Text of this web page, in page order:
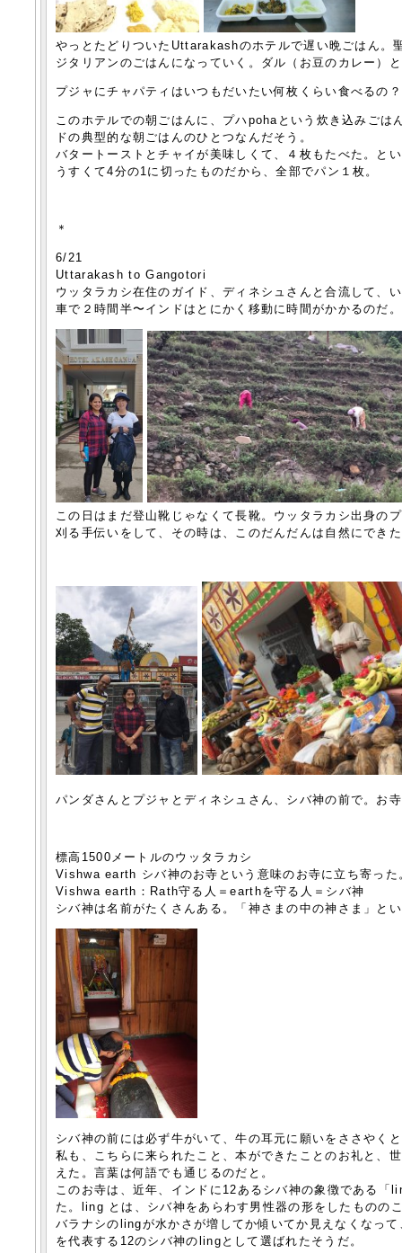
やっとたどりついたUttarakashのホテルで遅い晩ごはん。
ジタリアンのごはんになっていく。ダル（お豆のカレー）
プジャにチャパティはいつもだいたい何枚くらい食べるの
このホテルでの朝ごはんに、プハpohaという炊き込みごは
ドの典型的な朝ごはんのひとつなんだそう。
バタートーストとチャイが美味しくて、４枚もたべた。と
うすくて4分の1に切ったものだから、全部でパン１枚。
＊
6/21
Uttarakash to Gangotori
ウッタラカシ在住のガイド、ディネシュさんと合流して、
車で２時間半〜インドはとにかく移動に時間がかかるのだ。
この日はまだ登山靴じゃなくて長靴。ウッタラカシ出身の
刈る手伝いをして、その時は、このだんだんは自然にでき
パンダさんとプジャとディネシュさん、シバ神の前で。お
標高1500メートルのウッタラカシ
Vishwa earth シバ神のお寺という意味のお寺に立ち寄った
Vishwa earth：Rath守る人＝earthを守る人＝シバ神
シバ神は名前がたくさんある。「神さまの中の神さま」と
シバ神の前には必ず牛がいて、牛の耳元に願いをささやく
私も、こちらに来られたこと、本ができたことのお礼と、
えた。言葉は何語でも通じるのだと。
このお寺は、近年、インドに12あるシバ神の象徴である「
た。ling とは、シバ神をあらわす男性器の形をしたものの
バラナシのlingが水かさが増してか傾いてか見えなくなっ
を代表する12のシバ神のlingとして選ばれたそうだ。